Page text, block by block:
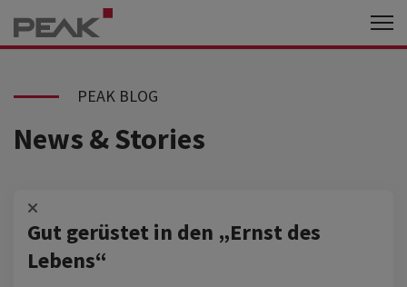
PEAK BLOG
News & Stories
Gut gerüstet in den „Ernst des
Lebens“